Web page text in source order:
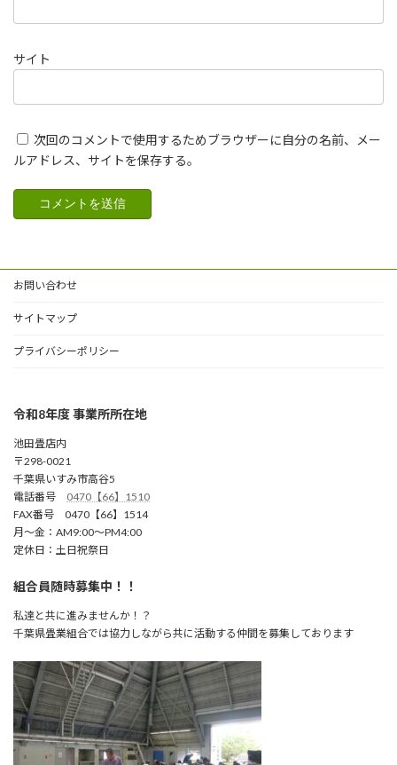
サイト
次回のコメントで使用するためブラウザーに自分の名前、メー
ルアドレス、サイトを保存する。
お問い合わせ
サイトマップ
プライバシーポリシー
令和8年度 事業所所在地
池田畳店内
〒298-0021
千葉県いすみ市高谷5
電話番号 0470【66】1510
FAX番号 0470【66】1514
月～金：AM9:00～PM4:00
定休日：土日祝祭日
組合員随時募集中！！
私達と共に進みませんか！？
千葉県畳業組合では協力しながら共に活動する仲間を募集しております